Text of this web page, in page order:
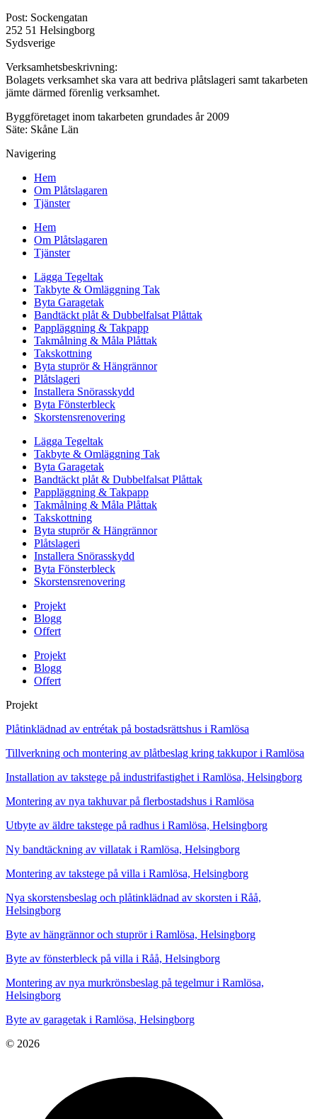
Post: Sockengatan
252 51 Helsingborg
Sydsverige
Verksamhetsbeskrivning:
Bolagets verksamhet ska vara att bedriva plåtslageri samt takarbeten
jämte därmed förenlig verksamhet.
Byggföretaget inom takarbeten grundades år 2009
Säte: Skåne Län
Navigering
Hem
Om Plåtslagaren
Tjänster
Hem
Om Plåtslagaren
Tjänster
Lägga Tegeltak
Takbyte & Omläggning Tak
Byta Garagetak
Bandtäckt plåt & Dubbelfalsat Plåttak
Pappläggning & Takpapp
Takmålning & Måla Plåttak
Takskottning
Byta stuprör & Hängrännor
Plåtslageri
Installera Snörasskydd
Byta Fönsterbleck
Skorstensrenovering
Lägga Tegeltak
Takbyte & Omläggning Tak
Byta Garagetak
Bandtäckt plåt & Dubbelfalsat Plåttak
Pappläggning & Takpapp
Takmålning & Måla Plåttak
Takskottning
Byta stuprör & Hängrännor
Plåtslageri
Installera Snörasskydd
Byta Fönsterbleck
Skorstensrenovering
Projekt
Blogg
Offert
Projekt
Blogg
Offert
Projekt
Plåtinklädnad av entrétak på bostadsrättshus i Ramlösa
Tillverkning och montering av plåtbeslag kring takkupor i Ramlösa
Installation av takstege på industrifastighet i Ramlösa, Helsingborg
Montering av nya takhuvar på flerbostadshus i Ramlösa
Utbyte av äldre takstege på radhus i Ramlösa, Helsingborg
Ny bandtäckning av villatak i Ramlösa, Helsingborg
Montering av takstege på villa i Ramlösa, Helsingborg
Nya skorstensbeslag och plåtinklädnad av skorsten i Råå,
Helsingborg
Byte av hängrännor och stuprör i Ramlösa, Helsingborg
Byte av fönsterbleck på villa i Råå, Helsingborg
Montering av nya murkrönsbeslag på tegelmur i Ramlösa,
Helsingborg
Byte av garagetak i Ramlösa, Helsingborg
© 2026